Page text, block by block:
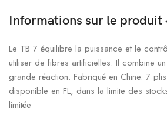
Informations sur le produit
Le TB 7 équilibre la puissance et le
utiliser de fibres artificielles. Il combine
grande réaction. Fabriqué en Chine. 7
disponible en FL, dans la limite des
limitée